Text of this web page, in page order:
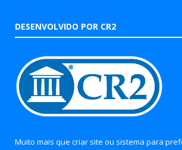
DESENVOLVIDO POR CR2
Muito mais que criar site ou sistema para